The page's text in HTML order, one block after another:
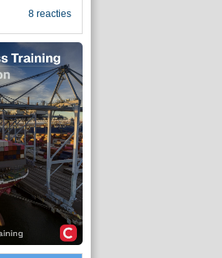
8 reacties